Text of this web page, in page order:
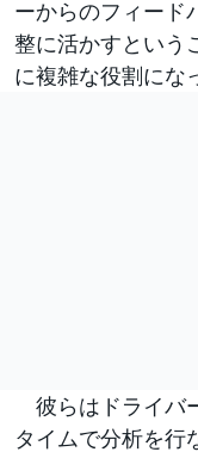
ーからのフィード
整に活かすという
に複雑な役割にな
彼らはドライバ
タイムで分析を行